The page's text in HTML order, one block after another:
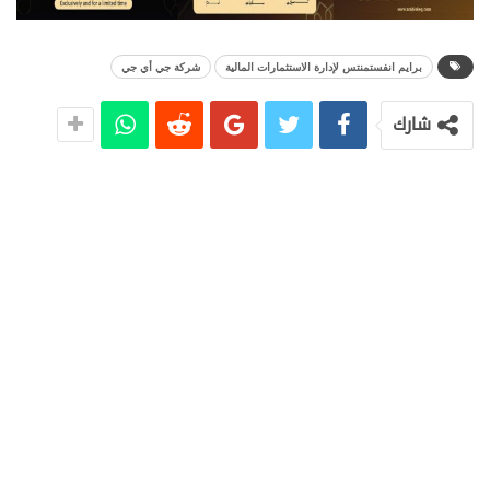
برايم انفستمنتس لإدارة الاستثمارات المالية شركة جي أي جي
شارك